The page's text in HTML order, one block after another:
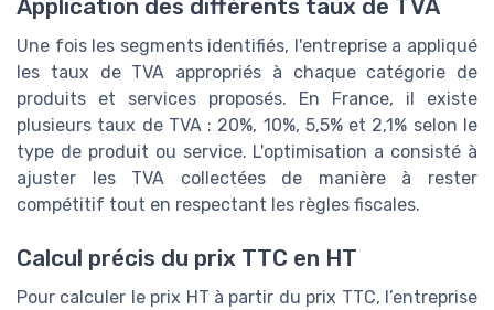
Application des différents taux de TVA
Une fois les segments identifiés, l'entreprise a appliqué
les taux de TVA appropriés à chaque catégorie de
produits et services proposés. En France, il existe
plusieurs taux de TVA : 20%, 10%, 5,5% et 2,1% selon le
type de produit ou service. L'optimisation a consisté à
ajuster les TVA collectées de manière à rester
compétitif tout en respectant les règles fiscales.
Calcul précis du prix TTC en HT
Pour calculer le prix HT à partir du prix TTC, l’entreprise